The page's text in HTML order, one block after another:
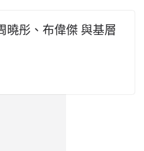
曉彤、布偉傑 與基層